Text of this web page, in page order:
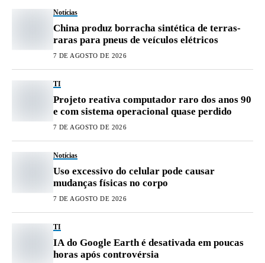
Notícias
China produz borracha sintética de terras-
raras para pneus de veículos elétricos
7 DE AGOSTO DE 2026
TI
Projeto reativa computador raro dos anos 90
e com sistema operacional quase perdido
7 DE AGOSTO DE 2026
Notícias
Uso excessivo do celular pode causar
mudanças físicas no corpo
7 DE AGOSTO DE 2026
TI
IA do Google Earth é desativada em poucas
horas após controvérsia